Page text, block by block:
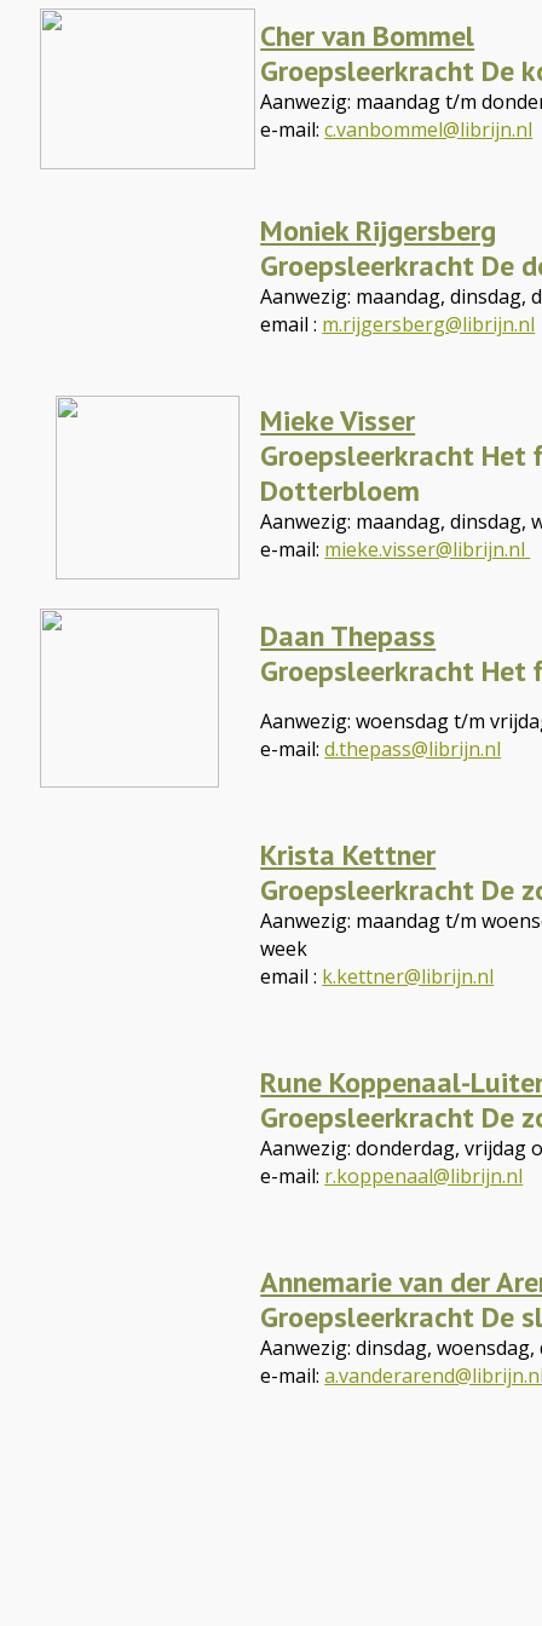
Cher van Bommel
Groepsleerkracht De
Aanwezig: maandag t/m
e-mail:c.vanbommel@librijn.nl
Moniek Rijgersberg
Groepsleerkracht De
Aanwezig: maandag, dinsdag,
email : m.rijgersberg@librijn.nl
Mieke Visser
Groepsleerkracht Het
Dotterbloem
Aanwezig: maandag, dinsdag,
e-mail: mieke.visser@librijn.nl
Daan Thepass
Groepsleerkracht
Aanwezig: woensdag t/m
e-mail:d.thepass@librijn.nl
Krista Kettner
Groepsleerkracht De
Aanwezig: maandag t/m
week
email : k.kettner@librijn.nl
Rune Koppenaal-
Groepsleerkracht De
Aanwezig: donderdag, vrijdag
e-mail: r.koppenaal@librijn.nl
Annemarie van der
Groepsleerkracht De
Aanwezig: dinsdag,
e-mail: